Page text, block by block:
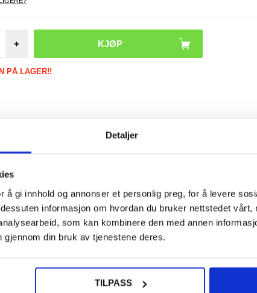
Detaljer
å gi innhold og annonser et personlig preg, for å levere
informasjon om hvordan du bruker nettstedet vårt,
som kan kombinere den med annen
din bruk av tjenestene deres.
TILPASS
+
PÅ LAGER!!
til iPhone 16 Pro Max
på din iPhone 16 Pro Max i perfekt stand, skjermet mot riper
bevarer helt perfekt berøringsskjermens følsomhet og bildekvalitet.
på iPhone 16 Pro Max være fri for flekker, fingeravtrykk og bakterier.